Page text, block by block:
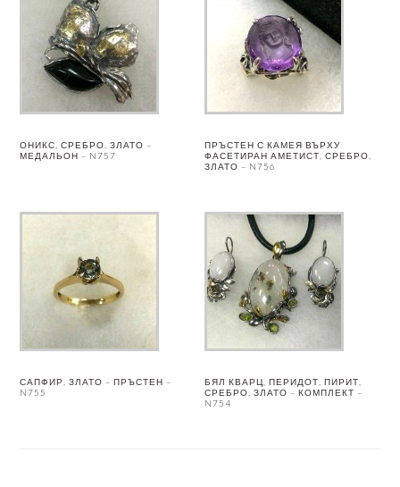
ОНИКС, СРЕБРО, ЗЛАТО –
МЕДАЛЬОН – N757
ПРЪСТЕН С КАМЕЯ ВЪРХУ
ФАСЕТИРАН АМЕТИСТ, СРЕБРО,
ЗЛАТО – N756
САПФИР, ЗЛАТО – ПРЪСТЕН –
N755
БЯЛ КВАРЦ, ПЕРИДОТ, ПИРИТ,
СРЕБРО, ЗЛАТО – КОМПЛЕКТ –
N754